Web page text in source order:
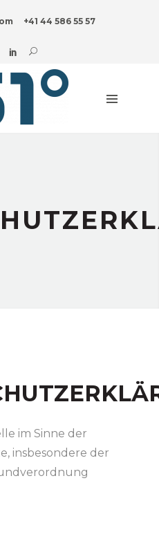
+41 44 586 55 57
im Sinne der
insbesondere der